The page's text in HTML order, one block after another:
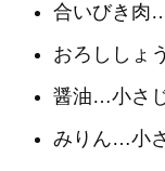
合いびき肉
おろししょ
醤油…小さ
みりん…小